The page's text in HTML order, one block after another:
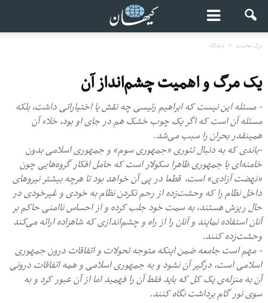
برگ نخست دیدگاه
یک مرگ و اهمیت چشم‌انداز آن
- مسئله این نیست که ابراهیم رئیسی چه نقش یا اختیاراتی داشت، بلکه
مسئله آن است که اگر یک چوب خشک هم در جای او بود، خلاء آن
همینقدر بحران را سبب می‌شد.
-باندی که به دنبال تئوری «جمهوری سوم» و جمهوری اسلامی بدون
خامنه‌ای یا جمهوری ظاهرا سکولار است که حامل افکار گروه‌هایی چون
«نهضت آزادی» است، قطعا در پی آن خواهد بود تا هرچه بیشتر نیروهای
داخل نظام را که وحشت‌زده از رحم نکردن نظام به خودی و غیرخودی در
حال ریزش هستند، به سمت خود جلب کرده و از احساس ناامنی حاکم بر
آنان استفاده نمایند و آنان را از راه و چشم‌اندازی که شاهزاده ارائه می‌کند
وحشت‌زده کنند.
- مهم است جامعه ضمن اینکه متوجه تحولات و اتفاقات درون جمهوری
اسلامی است، درگیر آن نشود و به جمهوری اسلامی و همه اتفاقات درونی
آن به منزله‌ی یک کل که باید فقط آن را فهمید اما از آن عبور کرد و به
سوی نور گام برداشت نگاه کنند.